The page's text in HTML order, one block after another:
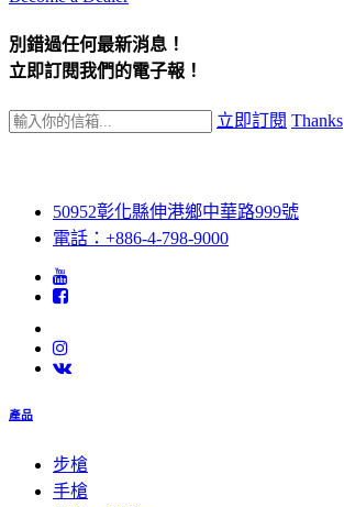
別錯過任何最新消息！
立即訂閱我們的電子報！
立即訂閱 Thanks
50952彰化縣伸港鄉中華路999號
電話：+886-4-798-9000
產品
步槍
手槍